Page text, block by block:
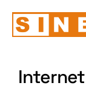
Internet